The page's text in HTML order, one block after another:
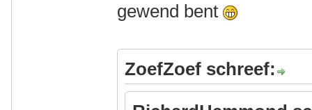
gewend bent
ZoefZoef schreef: